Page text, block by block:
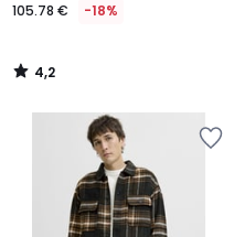
105.78 € -18%
4,2
/